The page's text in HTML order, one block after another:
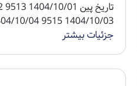
1404/10/03 9515 1404/10/04 9508 1404/10/05 ...
جزئیات بیشتر